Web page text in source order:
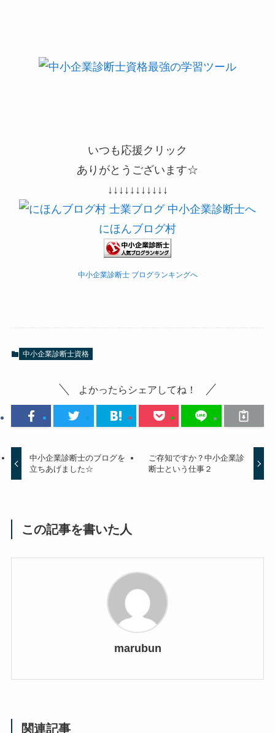
いつも応援クリック
ありがとうございます☆
↓↓↓↓↓↓↓↓↓↓↓
にほんブログ村
中小企業診断士 ブログランキングへ
中小企業診断士資格
よかったらシェアしてね！
中小企業診断士のブログを
立ちあげました☆
ご存知ですか？中小企業診
断士という仕事２
この記事を書いた人
marubun
関連記事